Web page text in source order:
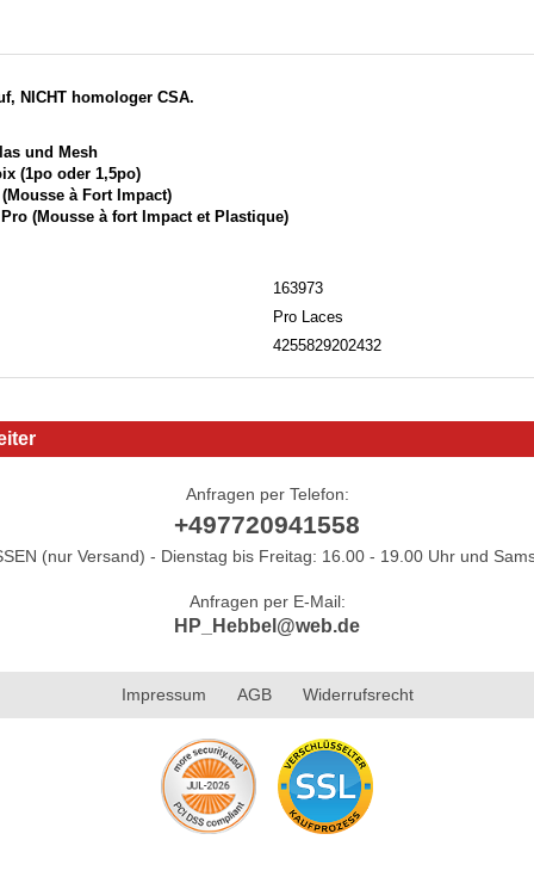
NICHT homologer CSA.
und Mesh
(1po oder 1,5po)
à Fort Impact)
(Mousse à fort Impact et Plastique)
163973
Pro Laces
4255829202432
Anfragen per Telefon:
+497720941558
(nur Versand) - Dienstag bis Freitag: 16.00 - 19.00 Uhr und
Anfragen per E-Mail:
HP_Hebbel@web.de
Impressum AGB Widerrufsrecht